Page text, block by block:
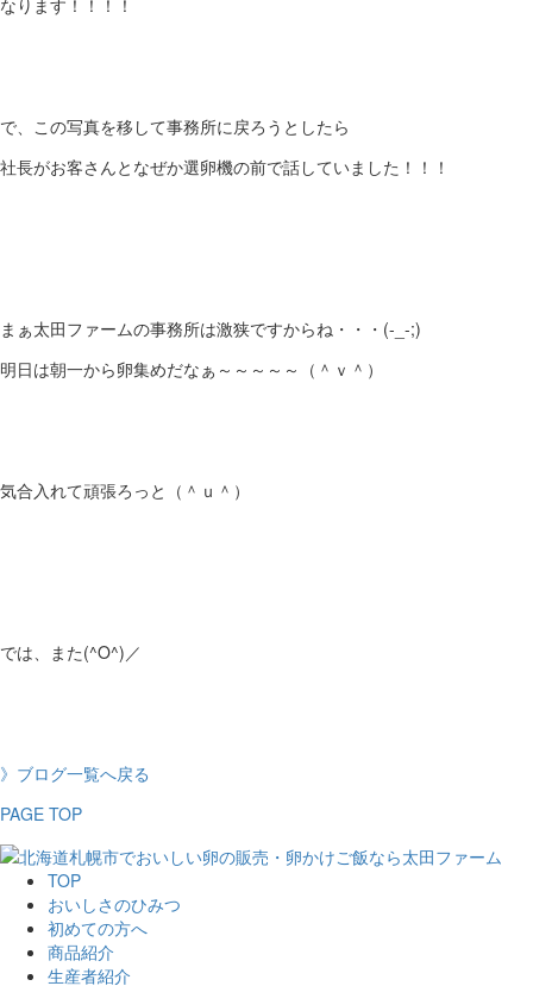
で、この写真を移して事務所に戻ろうとしたら
社長がお客さんとなぜか選卵機の前で話していました！！！
まぁ太田ファームの事務所は激狭ですからね・・・(-_-;)
明日は朝一から卵集めだなぁ～～～～～（＾ｖ＾）
気合入れて頑張ろっと（＾ｕ＾）
では、また(^O^)／
》ブログ一覧へ戻る
PAGE TOP
TOP
おいしさのひみつ
初めての方へ
商品紹介
生産者紹介